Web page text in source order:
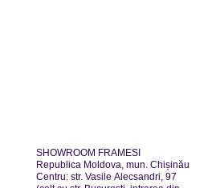
SHOWROOM FRAMESI
Republica Moldova, mun. Chișinău
Centru: str. Vasile Alecsandri, 97